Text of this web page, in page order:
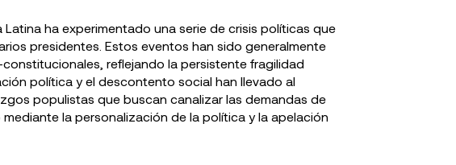
Latina ha experimentado una serie de crisis políticas que
presidentes. Estos eventos han sido generalmente
reflejando la persistente fragilidad
política y el descontento social han llevado al
populistas que buscan canalizar las demandas de
la personalización de la política y la apelación